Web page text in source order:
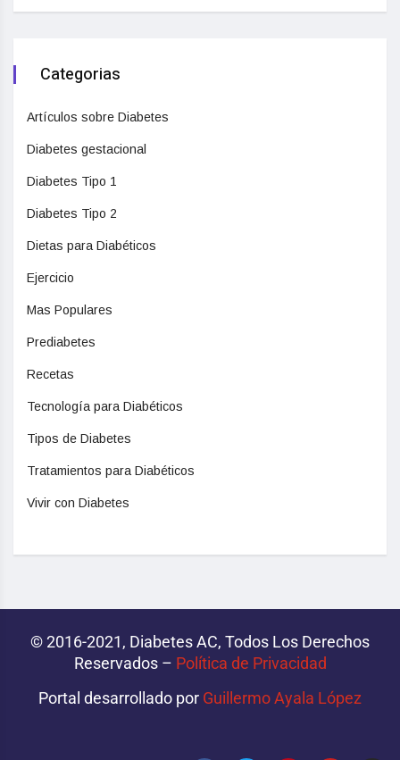
Categorias
Artículos sobre Diabetes
Diabetes gestacional
Diabetes Tipo 1
Diabetes Tipo 2
Dietas para Diabéticos
Ejercicio
Mas Populares
Prediabetes
Recetas
Tecnología para Diabéticos
Tipos de Diabetes
Tratamientos para Diabéticos
Vivir con Diabetes
© 2016-2021, Diabetes AC, Todos Los Derechos
Reservados – Política de Privacidad‌­
Portal desarrollado por Guillermo Ayala López